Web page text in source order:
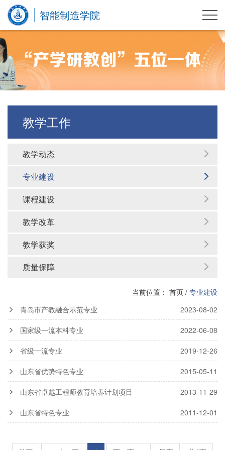
智能制造学院
教学工作
教学动态
专业建设
课程建设
教学改革
教学获奖
质量保障
当前位置： 首页 / 专业建设
青岛市产教融合示范专业
2023-08-02
国家级一流本科专业 2022-06-08
省级一流专业 2019-12-26
山东省优势特色专业 2015-05-11
山东省卓越工程师教育培养计划项目 2013-11-29
山东省特色专业 2011-12-01